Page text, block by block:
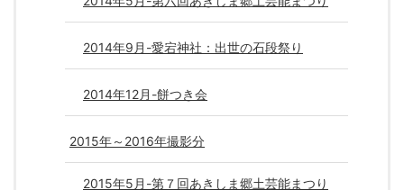
2014年9月-愛宕神社：出世の石段祭り
2014年12月-餅つき会
2015年～2016年撮影分
2015年5月-第７回あきしま郷土芸能まつり